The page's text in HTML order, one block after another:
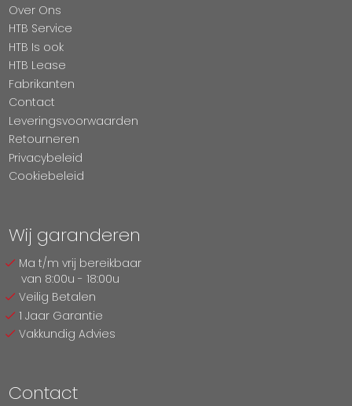
Over Ons
HTB Service
HTB Is ook
HTB Lease
Fabrikanten
Contact
Leveringsvoorwaarden
Retourneren
Privacybeleid
Cookiebeleid
Wij garanderen
Ma t/m vrij bereikbaar
van 8:00u - 18:00u
Veilig Betalen
1 Jaar Garantie
Vakkundig Advies
Contact